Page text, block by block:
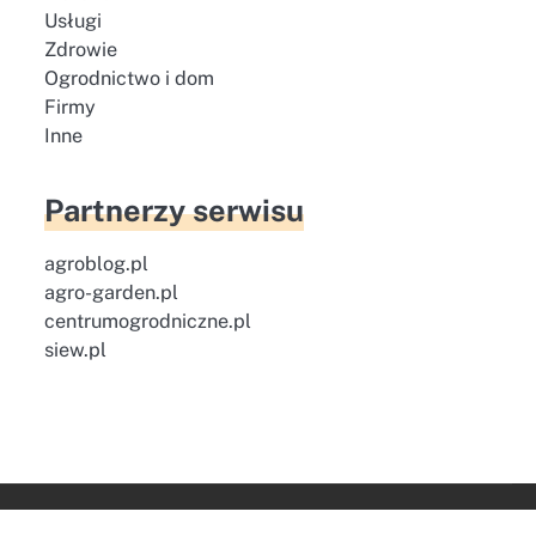
Usługi
Zdrowie
Ogrodnictwo i dom
Firmy
Inne
Partnerzy serwisu
agroblog.pl
agro-garden.pl
centrumogrodniczne.pl
siew.pl